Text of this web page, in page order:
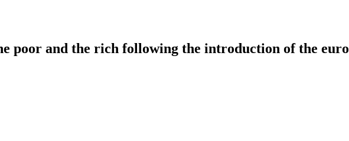
poor and the rich following the introduction of the euro